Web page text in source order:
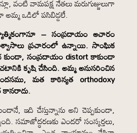
వంటి వామపక్ష నేతలు మరుగుజ్జులుగా
అమ్మ ఒడిలో పసిబిడ్డలే.
– సంప్రదాయం ఆచారం
ప్రచారంలో ఉన్నాయి. సాంఘిక
కుండా, సంప్రదాయం distort కాకుండా
కృషి చేసింది. అమ్మ అనుసరించిన
మత కాఠిన్యత orthodoxy
కానరాదు.
ఇది చేస్తున్నాను అని చెప్పకుండా,
సమాజోద్ధరణకు ఎందరో సంస్కర్తలు,